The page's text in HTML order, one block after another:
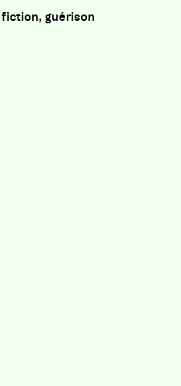
fiction, guérison